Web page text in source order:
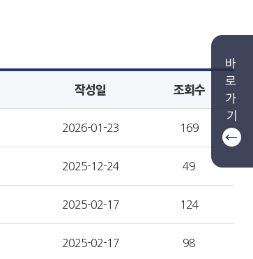
작성일 조회수
2026-01-23 169
2025-12-24 49
2025-02-17 124
2025-02-17 98
바
로
가
기